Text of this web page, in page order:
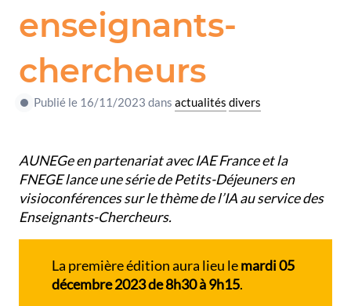
enseignants-
chercheurs
Publié le 16/11/2023 dansactualités divers
AUNEGe en partenariat avec IAE France et la
FNEGE lance une série de Petits-Déjeuners en
visioconférences sur le thème de l’IA au service des
Enseignants-Chercheurs.
La première édition aura lieu lemardi 05
décembre 2023de 8h30 à 9h15.